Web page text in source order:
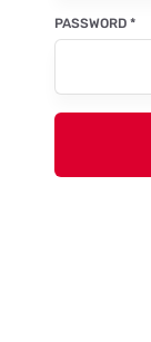
PASSWORD *